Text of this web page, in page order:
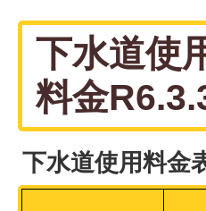
下水道使
料金
下水道使用料金